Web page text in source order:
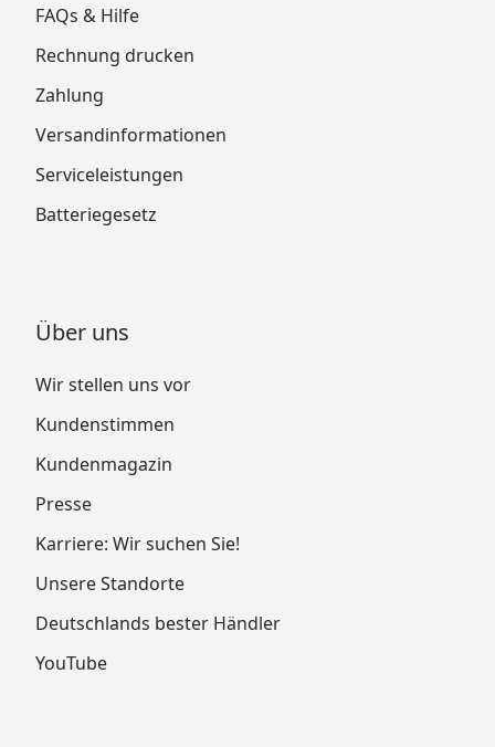
FAQs & Hilfe
Rechnung drucken
Zahlung
Versandinformationen
Serviceleistungen
Batteriegesetz
Über uns
Wir stellen uns vor
Kundenstimmen
Kundenmagazin
Presse
Karriere: Wir suchen Sie!
Unsere Standorte
Deutschlands bester Händler
YouTube